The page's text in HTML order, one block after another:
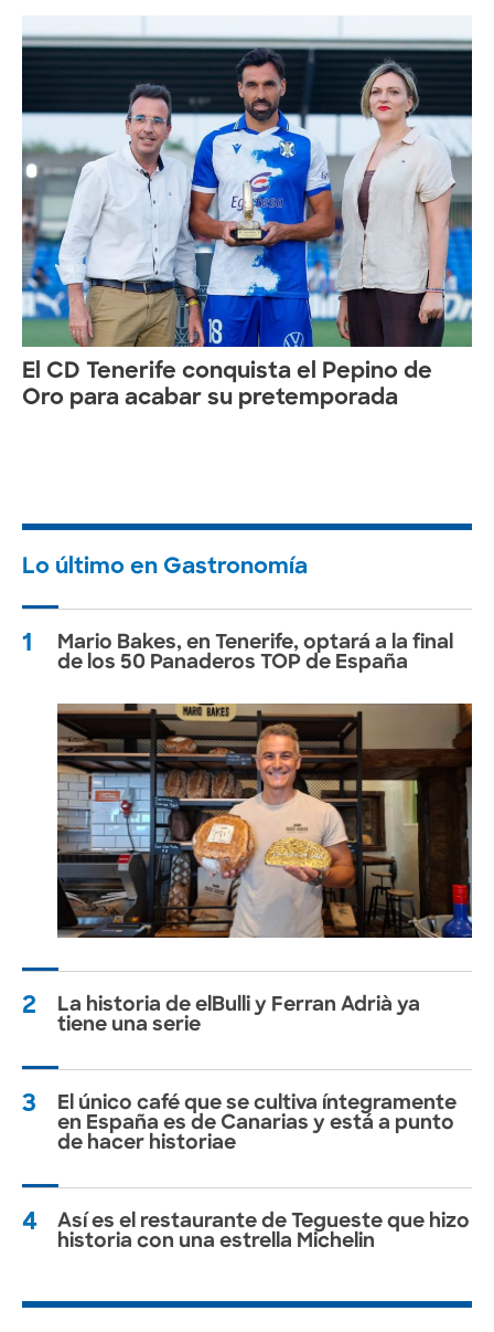
El CD Tenerife conquista el Pepino de
Oro para acabar su pretemporada
Lo último en Gastronomía
1
Mario Bakes, en Tenerife, optará a la final
de los 50 Panaderos TOP de España
2
La historia de elBulli y Ferran Adrià ya
tiene una serie
3
El único café que se cultiva íntegramente
en España es de Canarias y está a punto
de hacer historiae
4
Así es el restaurante de Tegueste que hizo
historia con una estrella Michelin